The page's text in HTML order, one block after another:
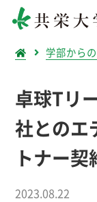
学部から
卓球Tリ
社とのエ
トナー
2023.08.22